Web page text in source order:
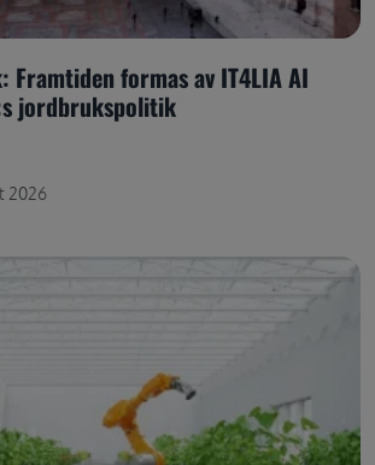
formas av IT4LIA AI
jordbrukspolitik
2026